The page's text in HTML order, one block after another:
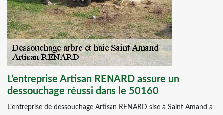
L’entreprise Artisan RENARD assure un
dessouchage réussi dans le 50160
L’entreprise de dessouchage Artisan RENARD sise à Saint Amand a